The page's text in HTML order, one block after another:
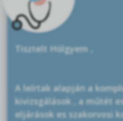
Tisztelt Hölgyem ,
A leírtak alapján a
kivizsgálások , a műtét
eljárások es szakorvosi